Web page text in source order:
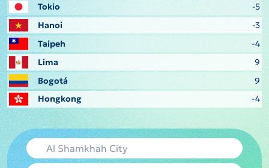
Tokio
-5
Hanoi
-3
Taipeh
-4
Lima
9
Bogotá
9
Hongkong
-4